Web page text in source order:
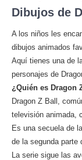
Dibujos de
A los niños les
dibujos animados
Aquí tienes una de
personajes de
¿Quién es Dragon
Dragon Z Ball,
televisión animada,
Es una secuela de
de la segunda parte
La serie sigue las